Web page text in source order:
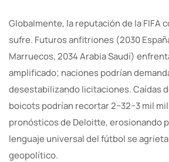
Globalmente, la reputación de la FIFA
sufre. Futuros anfitriones (2030
Marruecos, 2034 Arabia Saudí)
amplificado; naciones podrían
desestabilizando licitaciones. Caídas
boicots podrían recortar 2−32−3 mil
pronósticos de Deloitte, erosionando
lenguaje universal del fútbol se
geopolítico.